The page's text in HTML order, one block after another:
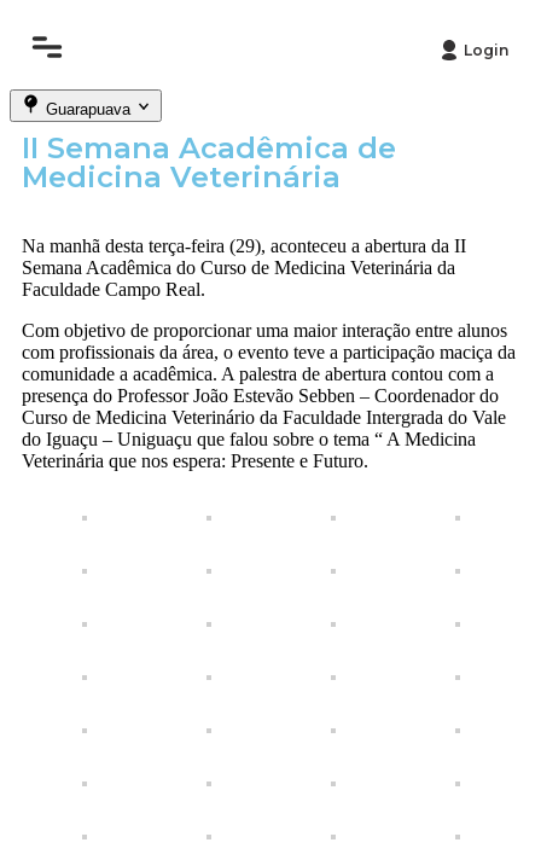
Login
Guarapuava
II Semana Acadêmica de
Medicina Veterinária
Na manhã desta terça-feira (29), aconteceu a abertura da II
Semana Acadêmica do Curso de Medicina Veterinária da
Faculdade Campo Real.
Com objetivo de proporcionar uma maior interação entre alunos
com profissionais da área, o evento teve a participação maciça da
comunidade a acadêmica. A palestra de abertura contou com a
presença do Professor João Estevão Sebben – Coordenador do
Curso de Medicina Veterinário da Faculdade Intergrada do Vale
do Iguaçu – Uniguaçu que falou sobre o tema “ A Medicina
Veterinária que nos espera: Presente e Futuro.